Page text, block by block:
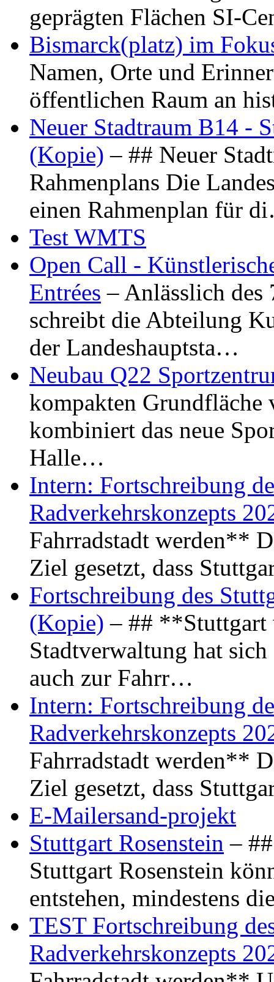
geprägten Flächen SI-
Bismarck(platz) im
Namen, Orte und
öffentlichen Raum an
Neuer Stadtraum B14 -
(Kopie) – ## Neuer
Rahmenplans Die
einen Rahmenplan für
Test WMTS
Open Call -
Entrées – Anlässlich
schreibt die Abteilung
der Landeshauptsta…
Neubau Q22
kompakten Grundfläche
kombiniert das neue
Halle…
Intern: Fortschreibung
Radverkehrskonzepts
Fahrradstadt werden**
Ziel gesetzt, dass
Fortschreibung des
(Kopie) – ## **Stuttgart
Stadtverwaltung hat
auch zur Fahrr…
Intern: Fortschreibung
Radverkehrskonzepts
Fahrradstadt werden**
Ziel gesetzt, dass
E-Mailersand-projekt
Stuttgart Rosenstein –
Stuttgart Rosenstein
entstehen, mindestens
TEST Fortschreibung
Radverkehrskonzepts